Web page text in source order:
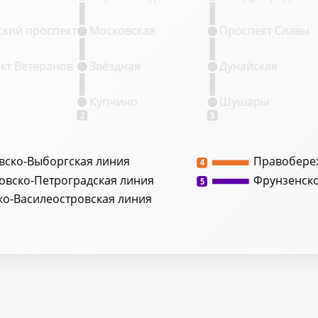
Выборгская линия
Петроградская линия
Василеостровская линия
4
5
2 5
Ветеранов
проспект
Купчино
Звёздная
Московская Проспект Славы
Дунайская
Шушары